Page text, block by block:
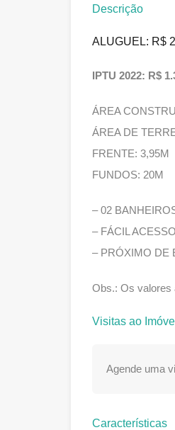
Descrição
ALUGUEL: R$
IPTU 2022: R$
ÁREA
ÁREA DE
FRENTE: 3,95M
FUNDOS: 20M
– 02
– FÁCIL
– PRÓXIMO DE
Obs.: Os valores
Visitas ao Imóvel
Agende uma
Características